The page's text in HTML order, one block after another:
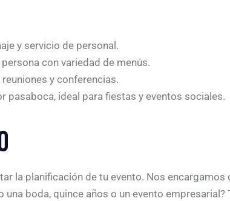
y servicio de personal.
con variedad de menús.
y conferencias.
pasaboca, ideal para fiestas y eventos sociales.
la planificación de tu evento. Nos
boda, quince años o un evento